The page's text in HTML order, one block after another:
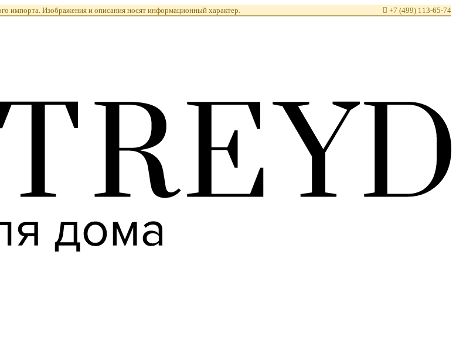
импорта. Изображения и описания носят информационный характер.  +7 (499) 113-65-74